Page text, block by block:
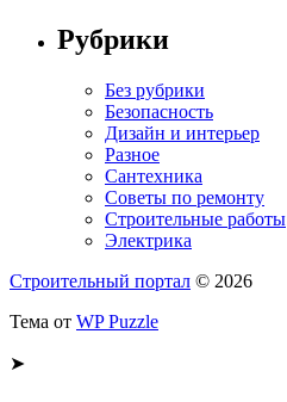
Рубрики
Без рубрики
Безопасность
Дизайн и интерьер
Разное
Сантехника
Советы по ремонту
Строительные работы
Электрика
Строительный портал © 2026
Тема от WP Puzzle
➤